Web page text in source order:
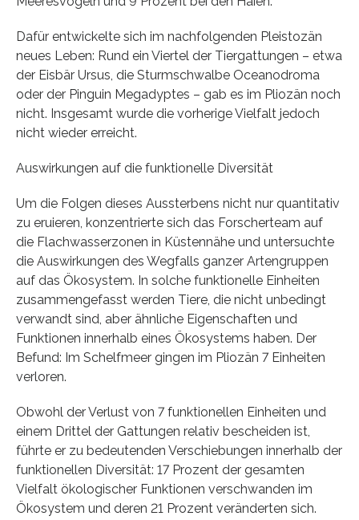
Dafür entwickelte sich im nachfolgenden Pleistozän
neues Leben: Rund ein Viertel der Tiergattungen – etwa
der Eisbär Ursus, die Sturmschwalbe Oceanodroma
oder der Pinguin Megadyptes – gab es im Pliozän noch
nicht. Insgesamt wurde die vorherige Vielfalt jedoch
nicht wieder erreicht.
Auswirkungen auf die funktionelle Diversität
Um die Folgen dieses Aussterbens nicht nur quantitativ
zu eruieren, konzentrierte sich das Forscherteam auf
die Flachwasserzonen in Küstennähe und untersuchte
die Auswirkungen des Wegfalls ganzer Artengruppen
auf das Ökosystem. In solche funktionelle Einheiten
zusammengefasst werden Tiere, die nicht unbedingt
verwandt sind, aber ähnliche Eigenschaften und
Funktionen innerhalb eines Ökosystems haben. Der
Befund: Im Schelfmeer gingen im Pliozän 7 Einheiten
verloren.
Obwohl der Verlust von 7 funktionellen Einheiten und
einem Drittel der Gattungen relativ bescheiden ist,
führte er zu bedeutenden Verschiebungen innerhalb der
funktionellen Diversität: 17 Prozent der gesamten
Vielfalt ökologischer Funktionen verschwanden im
Ökosystem und deren 21 Prozent veränderten sich.